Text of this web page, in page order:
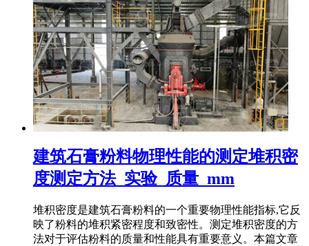
建筑石膏粉料物理性能的测定堆积密
度测定方法_实验_质量_mm
堆积密度是建筑石膏粉料的一个重要物理性能指标,它反
映了粉料的堆积紧密程度和致密性。测定堆积密度的方
法对于评估粉料的质量和性能具有重要意义。本篇文章